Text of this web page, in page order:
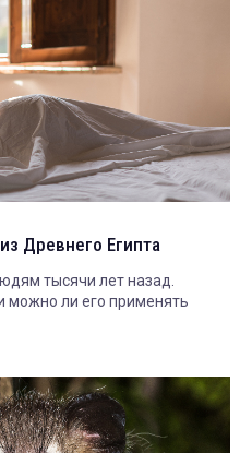
Древнего Египта
тысячи лет назад.
можно ли его применять